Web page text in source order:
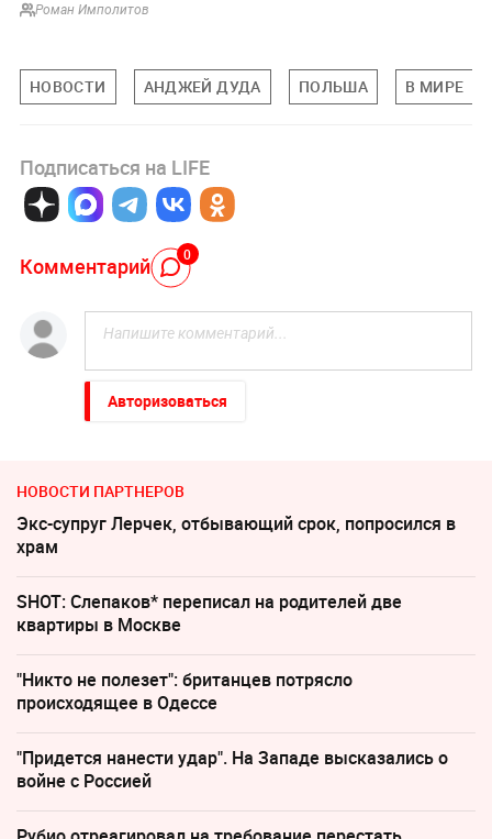
Роман Имполитов
НОВОСТИ АНДЖЕЙ ДУДА ПОЛЬША В МИРЕ
Подписаться на LIFE
Комментарий 0
Авторизоваться
НОВОСТИ ПАРТНЕРОВ
Экс-супруг Лерчек, отбывающий срок, попросился в
храм
SHOT: Слепаков* переписал на родителей две
квартиры в Москве
"Никто не полезет": британцев потрясло
происходящее в Одессе
"Придется нанести удар". На Западе высказались о
войне с Россией